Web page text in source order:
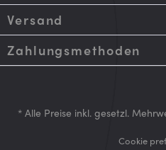
Versand
Zahlungsmethoden
* Alle Preise inkl. gesetzl.
Cookie